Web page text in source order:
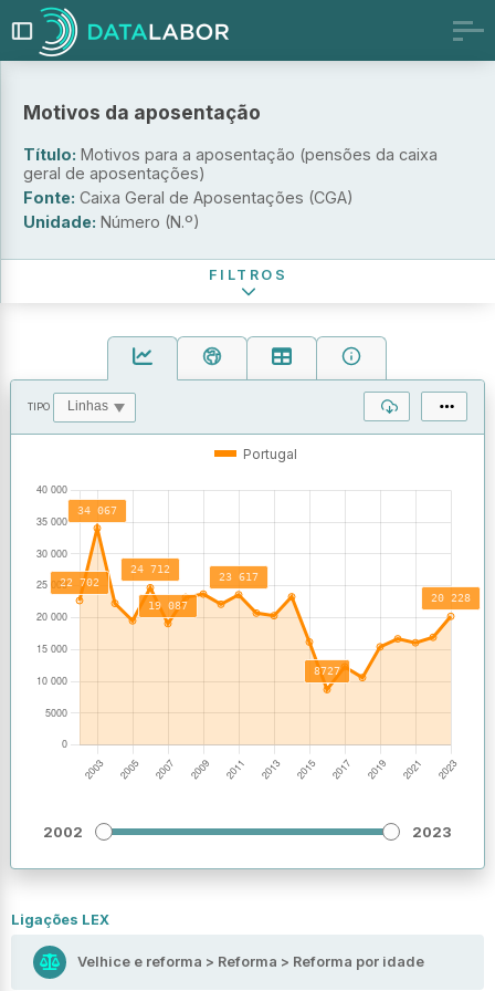
TIPO
Portugal
2002 2023
Ligações LEX
Velhice e reforma > Reforma > Reforma por idade
Motivos da aposentação
Título: Motivos para a aposentação (pensões da caixa
geral de aposentações)
Fonte: Caixa Geral de Aposentações (CGA)
Unidade: Número (N.º)
Motivo para a aposentação
FILTROS